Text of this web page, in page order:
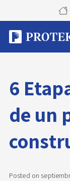
content
6
de un
Posted on